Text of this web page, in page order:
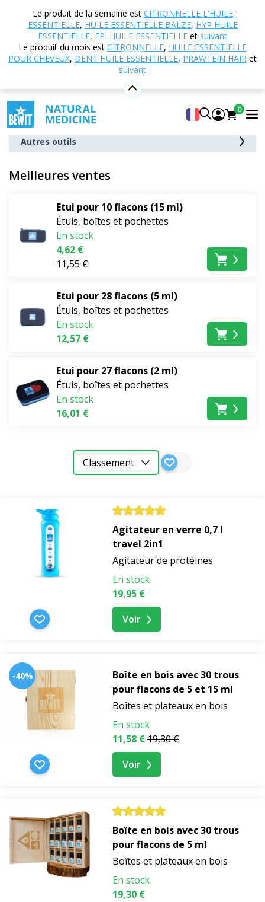
Le produit de la semaine est CITRONNELLE L'HUILE
ESSENTIELLE, HUILE ESSENTIELLE BALZE, HYP HUILE
ESSENTIELLE, EPI HUILE ESSENTIELLE et suivant
Le produit du mois est CITRONNELLE, HUILE ESSENTIELLE
POUR CHEVEUX, DENT HUILE ESSENTIELLE, PRAWTEIN HAIR et
suivant
0
Distributeurs
et
bouchons
Autres
outils
Boutique en ligne
Emballages et accessoires
Emballages et accessoires
Distributeurs et bouchons
Étuis, boîtes et pochettes
Autres outils
Meilleures ventes
Etui pour 10 flacons (15 ml)
Étuis, boîtes et pochettes
En stock
4,62 €
11,55 €
Etui pour 28 flacons (5 ml)
Étuis, boîtes et pochettes
En stock
12,57 €
Etui pour 27 flacons (2 ml)
Étuis, boîtes et pochettes
En stock
16,01 €
Classement
Agitateur en verre 0,7 l
travel 2in1
Agitateur de protéines
En stock
19,95 €
Voir
-40%
Boîte en bois avec 30 trous
pour flacons de 5 et 15 ml
Boîtes et plateaux en bois
En stock
11,58 €19,30 €
Voir
Boîte en bois avec 30 trous
pour flacons de 5 ml
Boîtes et plateaux en bois
En stock
19,30 €